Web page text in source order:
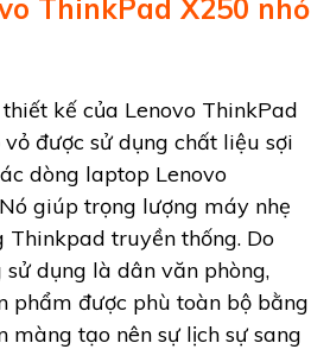
ThinkPad X250 nhỏ
kế của Lenovo ThinkPad
được sử dụng chất liệu sợi
dòng laptop Lenovo
giúp trọng lượng máy nhẹ
Thinkpad truyền thống. Do
dụng là dân văn phòng,
phẩm được phù toàn bộ bằng
màng tạo nên sự lịch sự sang